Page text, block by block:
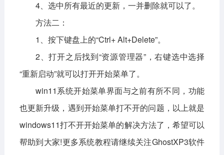
4、选中所有最近的更新，一并删除就可以了。
方法二：
1、按下键盘上的“Ctrl+ Alt+Delete”。
2、打开之后找到“资源管理器”，右键选中选择
“重新启动”就可以打开开始菜单了。
win11系统开始菜单界面与之前有所不同，功能
也更新升级，遇到开始菜单打不开的问题，以上就是
windows11打不开开始菜单的解决方法了，希望可以
帮助到大家!更多系统教程请继续关注GhostXP3软件